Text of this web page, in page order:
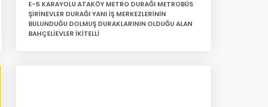
E-5 KARAYOLU ATAKÖY METRO DURAĞI METROBÜS
ŞİRİNEVLER DURAĞI YANI İŞ MERKEZLERİNİN
BULUNDUĞU DOLMUŞ DURAKLARININ OLDUĞU ALAN
BAHÇELİEVLER İKİTELLİ